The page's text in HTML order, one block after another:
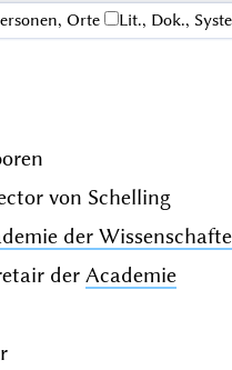
Orte Lit., Dok.,
von Schelling
der
der Academie